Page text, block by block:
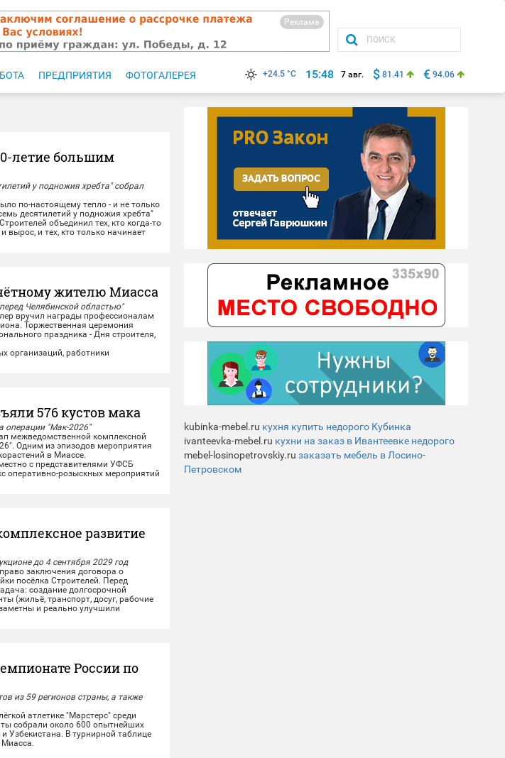
Реклама
ПРЕДПРИЯТИЯ ФОТОГАЛЕРЕЯ +24.5 °C 15:48 7 авг. $ 81.41 € 94.06
летие большим
у подножия хребта" собрал
по-настоящему тепло - и не только
десятилетий у подножия хребта"
объединил тех, кто когда-то
вырос, и тех, кто только начинает
жителю Миасса
Челябинской областью"
вручил награды профессионалам
Торжественная церемония
праздника - Дня строителя,
организаций, работники
576 кустов мака
операции "Мак-2026"
межведомственной комплексной
Одним из эпизодов мероприятия
в Миассе.
с представителями УФСБ
оперативно-розыскных мероприятий
развитие
до 4 сентября 2029 год
заключения договора о
посёлка Строителей.️ Перед
создание долгосрочной
(жильё, транспорт, досуг, рабочие
и реально улучшили
России по
из 59 регионов страны, а также
атлетике "Марстерс" среди
собрали около 600 опытнейших
Узбекистана. В турнирной таблице
Миасса.
результаты на личных
kubinka-mebel.ru кухня купить недорого Кубинка
ivanteevka-mebel.ru кухни на заказ в Ивантеевке недорого
mebel-losinopetrovskiy.ru заказать мебель в Лосино-
Петровском